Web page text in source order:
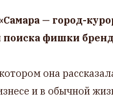
— город-
поиска фишки
она
и в обычной